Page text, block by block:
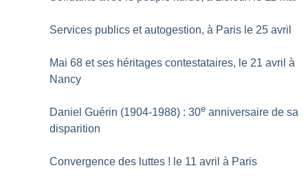
Services publics et autogestion, à Paris le 25 avril
Mai 68 et ses héritages contestataires, le 21 avril à
Nancy
Daniel Guérin (1904-1988) : 30e anniversaire de sa
disparition
Convergence des luttes ! le 11 avril à Paris